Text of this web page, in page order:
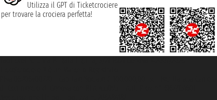
Utilizza il GPT di Ticketcrociere
per trovare la crociera perfetta!